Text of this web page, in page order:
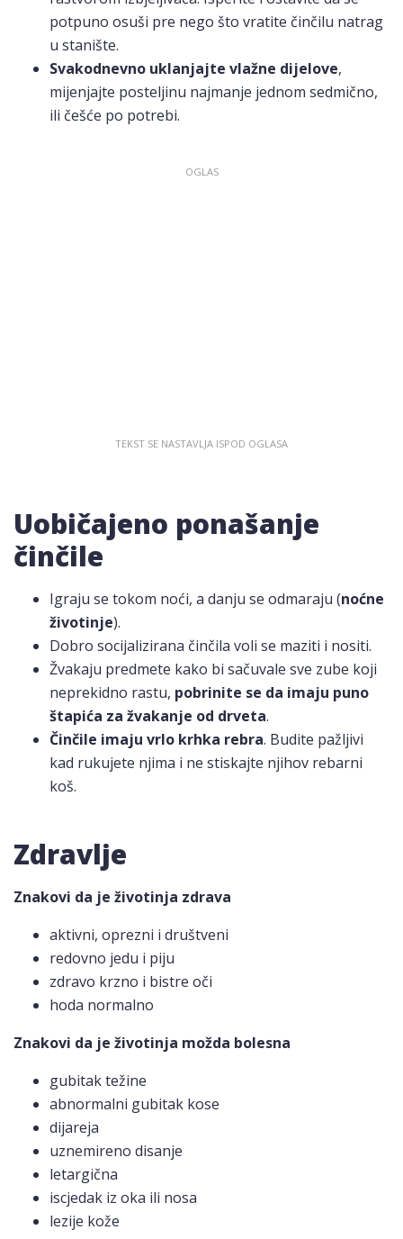
potpuno osuši pre nego što vratite činčilu natrag
u stanište.
Svakodnevno uklanjajte vlažne dijelove,
mijenjajte posteljinu najmanje jednom sedmično,
ili češće po potrebi.
Uobičajeno ponašanje
činčile
Igraju se tokom noći, a danju se odmaraju (noćne
životinje).
Dobro socijalizirana činčila voli se maziti i nositi.
Žvakaju predmete kako bi sačuvale sve zube koji
neprekidno rastu, pobrinite se da imaju puno
štapića za žvakanje od drveta.
Činčile imaju vrlo krhka rebra. Budite pažljivi
kad rukujete njima i ne stiskajte njihov rebarni
koš.
Zdravlje
Znakovi da je životinja zdrava
aktivni, oprezni i društveni
redovno jedu i piju
zdravo krzno i ​​bistre oči
hoda normalno
Znakovi da je životinja možda bolesna
gubitak težine
abnormalni gubitak kose
dijareja
uznemireno disanje
letargična
iscjedak iz oka ili nosa
lezije kože